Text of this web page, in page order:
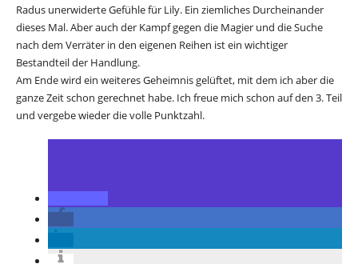
Radus unerwiderte Gefühle für Lily. Ein ziemliches Durcheinander
dieses Mal. Aber auch der Kampf gegen die Magier und die Suche
nach dem Verräter in den eigenen Reihen ist ein wichtiger
Bestandteil der Handlung.
Am Ende wird ein weiteres Geheimnis gelüftet, mit dem ich aber die
ganze Zeit schon gerechnet habe. Ich freue mich schon auf den 3. Teil
und vergebe wieder die volle Punktzahl.